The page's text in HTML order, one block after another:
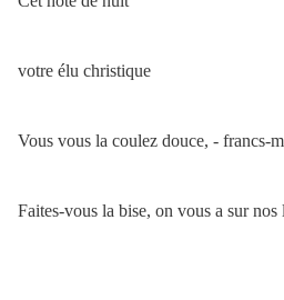
votre élu christique
Vous vous la coulez douce, - francs-
Faites-vous la bise, on vous a sur nos